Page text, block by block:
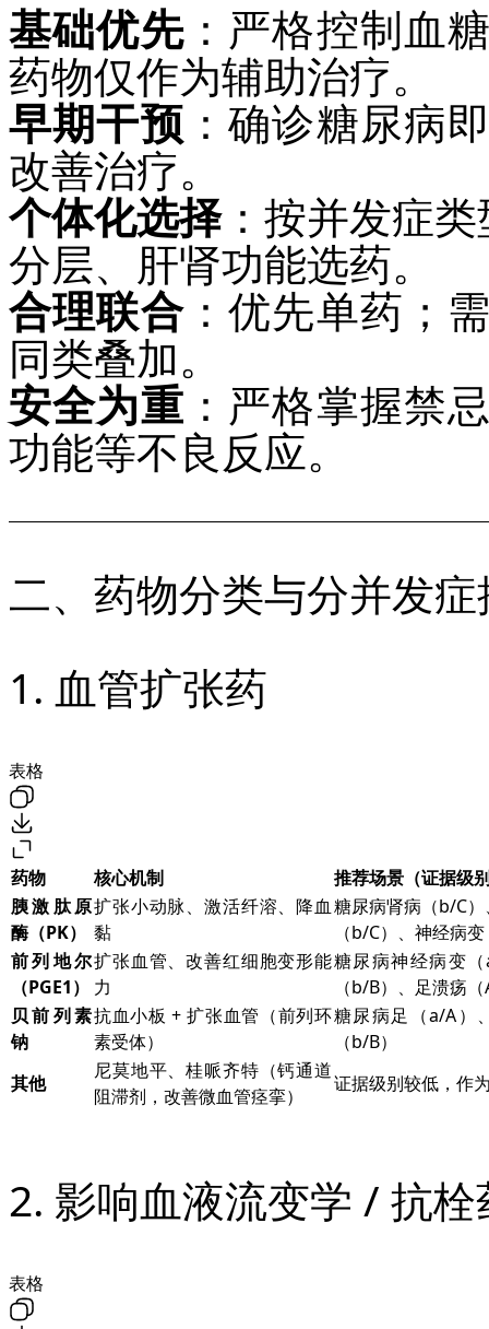
基础优先：严格控制血
药物仅作为辅助治疗。
早期干预 ：确诊糖尿病
改善治疗。
个体化选择：按并发症
分层、肝肾功能选药。
合理联合：优先单药；
同类叠加。
安全为重 ：严格掌握禁
功能等不良反应。
二、药物分类与分并发
1. 血管扩张药
表格
药物 核心机制
推荐场景（证据级
胰激肽原
酶（PK）
扩张小动脉、激活纤溶、降血
黏
糖尿病肾病（b/C
（b/C）、神经病
前列地尔
（PGE1）
扩张血管、改善红细胞变形能
力
糖尿病神经病变
（b/B）、足溃疡
贝前列素
钠
抗血小板 + 扩张血管（前列环
素受体）
糖尿病足（a/A）
（b/B）
其他
尼莫地平、桂哌齐特（钙通道
阻滞剂，改善微血管痉挛）
证据级别较低，作
2. 影响血液流变学 / 抗栓
表格